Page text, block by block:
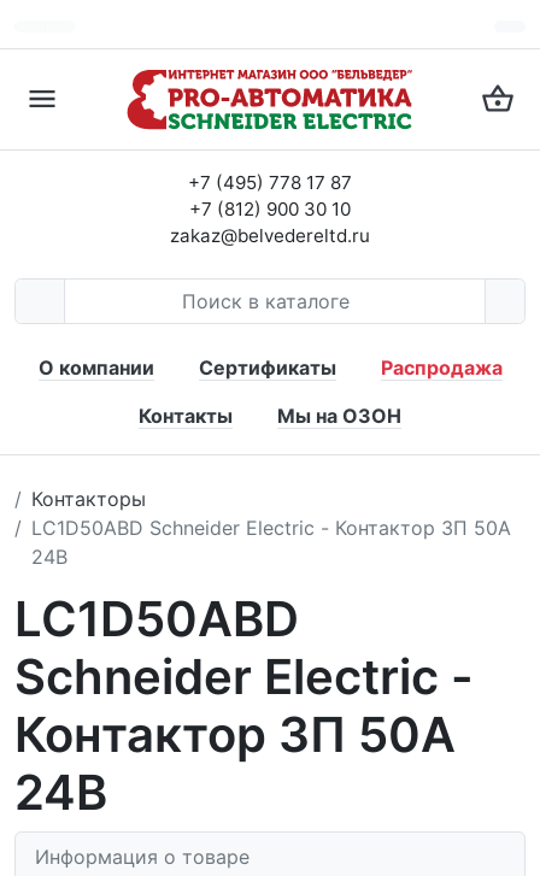
+7 (495) 778 17 87
+7 (812) 900 30 10
zakaz@belvedereltd.ru
О компании Сертификаты
Распродажа
Контакты
Мы на ОЗОН
Контакторы
LC1D50ABD Schneider Electric - Контактор 3П 50A
24В
LC1D50ABD
Schneider Electric -
Контактор 3П 50A
24В
Информация о товаре